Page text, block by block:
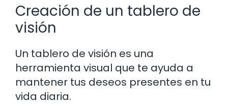
Creación de un tablero de
visión
Un tablero de visión es una
herramienta visual que te ayuda a
mantener tus deseos presentes en tu
vida diaria.